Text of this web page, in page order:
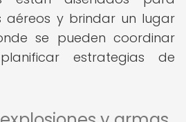
aéreos y brindar un lugar
se pueden coordinar
estrategias de